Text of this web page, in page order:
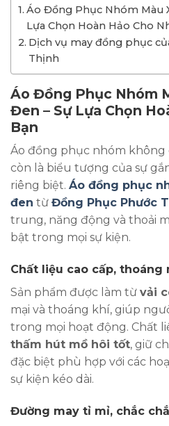
Áo Đồng Phục Nhóm Màu
Lựa Chọn Hoàn Hảo Cho
Dịch vụ may đồng phục
Thịnh
Áo Đồng Phục Nhóm
Đen – Sự Lựa Chọn
Bạn
Áo đồng phục nhóm không
còn là biểu tượng của sự
riêng biệt. Áo đồng phục
đen từ Đồng Phục Phước
trung, năng động và thoải
bật trong mọi sự kiện.
Chất liệu cao cấp, thoáng
Sản phẩm được làm từ vải
mại và thoáng khí, giúp
trong mọi hoạt động. Chất
thấm hút mồ hôi tốt, giữ
đặc biệt phù hợp với các
sự kiện kéo dài.
Đường may tỉ mỉ, chắc